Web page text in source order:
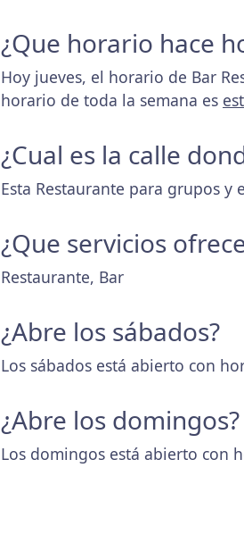
¿Que horario hace
Hoy jueves, el horario de Bar
horario de toda la semana es
¿Cual es la calle
Esta Restaurante para grupos y
¿Que servicios
Restaurante, Bar
¿Abre los sábados?
Los sábados está abierto con
¿Abre los domingos?
Los domingos está abierto con